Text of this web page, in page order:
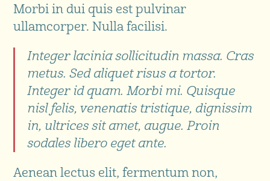
Morbi in dui quis est pulvinar
ullamcorper. Nulla facilisi.
Integer lacinia sollicitudin massa. Cras
metus. Sed aliquet risus a tortor.
Integer id quam. Morbi mi. Quisque
nisl felis, venenatis tristique, dignissim
in, ultrices sit amet, augue. Proin
sodales libero eget ante.
Aenean lectus elit, fermentum non,